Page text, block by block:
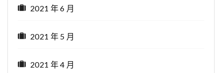
2021 年 6 月
2021 年 5 月
2021 年 4 月